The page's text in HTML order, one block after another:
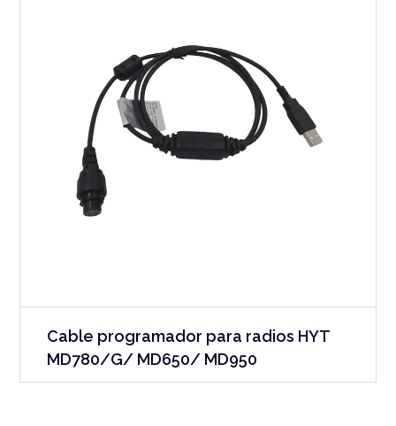
Cable programador para radios HYT
MD780/G/ MD650/ MD950